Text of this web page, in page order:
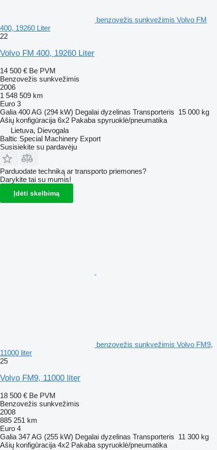
benzovežis sunkvežimis Volvo FM
400, 19260 Liter
22
Volvo FM 400, 19260 Liter
14 500 € Be PVM
Benzovežis sunkvežimis
2006
1 548 509 km
Euro 3
Galia 400 AG (294 kW) Degalai dyzelinas Transporteris 15 000 kg
Ašių konfigūracija 6x2 Pakaba spyruoklė/pneumatika
Lietuva, Dievogala
Baltic Special Machinery Export
Susisiekite su pardavėju
Parduodate techniką ar transporto priemones?
Darykite tai su mumis!
Įdėti skelbimą
benzovežis sunkvežimis Volvo FM9,
11000 liter
25
Volvo FM9, 11000 liter
18 500 € Be PVM
Benzovežis sunkvežimis
2008
885 251 km
Euro 4
Galia 347 AG (255 kW) Degalai dyzelinas Transporteris 11 300 kg
Ašių konfigūracija 4x2 Pakaba spyruoklė/pneumatika